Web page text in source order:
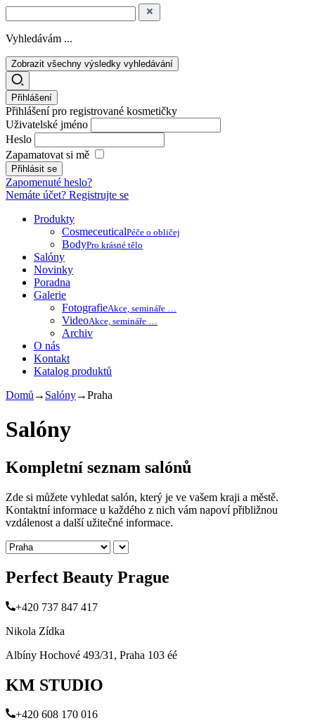
Vyhledávám ...
Zobrazit všechny výsledky vyhledávání
Přihlášení
Přihlášení pro registrované kosmetičky
Uživatelské jméno
Heslo
Zapamatovat si mě
Zapomenuté heslo?
Nemáte účet? Registrujte se
Produkty
CosmeceuticalPéče o obličej
BodyPro krásné tělo
Salóny
Novinky
Poradna
Galerie
FotografieAkce, semináře …
VideoAkce, semináře …
Archiv
O nás
Kontakt
Katalog produktů
Domů → Salóny→Praha
Salóny
Kompletní seznam salónů
Zde si můžete vyhledat salón, který je ve vašem kraji a městě.
Kontaktní informace u každého z nich vám napoví přibližnou
vzdálenost a další užitečné informace.
Perfect Beauty Prague
+420 737 847 417
Nikola Zídka
Albíny Hochové 493/31, Praha 103 éé
KM STUDIO
+420 608 170 016